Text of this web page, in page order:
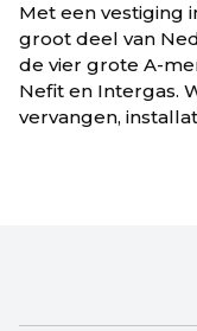
Met een vestiging
groot deel van
de vier grote A-
Nefit en Intergas.
vervangen,